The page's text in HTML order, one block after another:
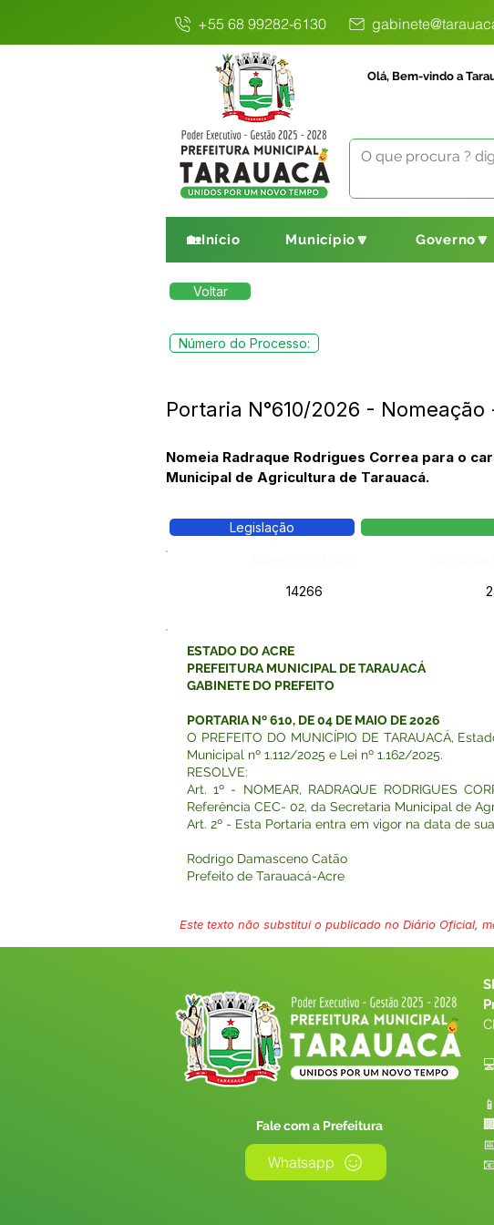
+55 68 99282-6130
Olá, Bem-vindo a
🏡Início Município🔽 Governo🔽
Voltar
Número do Processo:
Portaria N°610/2026 -
Nomeia Radraque Rodrigues Correa para o
Municipal de Agricultura de Tarauacá.
Legislação
14266
ESTADO DO ACRE
PREFEITURA MUNICIPAL DE TARAUACÁ
GABINETE DO PREFEITO
PORTARIA Nº 610, DE 04 DE MAIO DE 2026
O PREFEITO DO MUNICÍPIO DE TARAUACÁ,
Municipal nº 1.112/2025 e Lei nº 1.162/2025.
RESOLVE:
Art. 1º - NOMEAR, RADRAQUE RODRIGUES
Referência CEC- 02, da Secretaria Municipal de
Art. 2º - Esta Portaria entra em vigor na data de
Rodrigo Damasceno Catão
Prefeito de Tarauacá-Acre
Este texto não substitui o publicado no Diário Oficial,
Fale com a Prefeitura
Whatsapp